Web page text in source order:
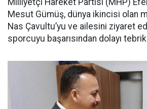
Milliyetçi Hareket Partisi (MHP)
Mesut Gümüş, dünya ikincisi olan
Nas Çavultu’yu ve ailesini ziyaret
sporcuyu başarısından dolayı